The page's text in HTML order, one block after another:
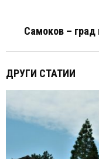
Самоков – град
ДРУГИ СТАТИИ